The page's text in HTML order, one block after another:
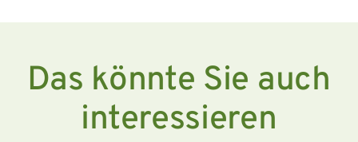
Das könnte Sie auch
interessieren